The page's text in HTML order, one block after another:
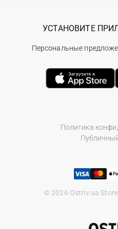
Политика
© 2026 Ostriv.ua
УСТАНОВИТЕ
Персональные